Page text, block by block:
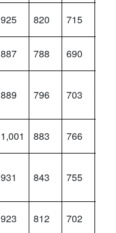
925 820 715
887 788 690
889 796 703
1,001 883 766
931 843 755
923 812 702